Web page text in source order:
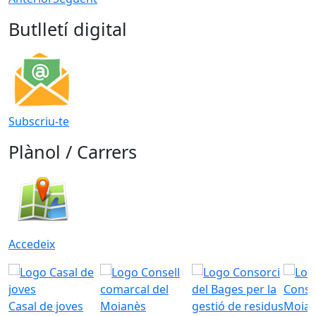
Butlletí digital
Subscriu-te
Plànol / Carrers
Accedeix
Casal de joves